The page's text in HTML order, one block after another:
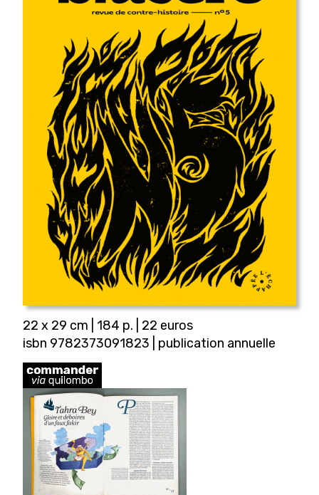
22 x 29 cm | 184 p. | 22 euros
isbn 9782373091823 | publication annuelle